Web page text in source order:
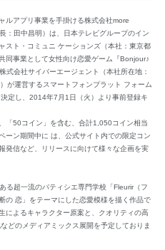
ルアプリ事業を手掛ける株式会社more
：田中昌明）は、日本テレビグループのイン
スト・コミュニ ケーションズ（本社：東京都
同事業として女性向け恋愛ゲーム『Bonjour♪
式会社サイバーエージェント（本社所在地：
が運営するスマートフォンプラット フォーム
定し、2014年7月1日（火）より事前登録キ
50コイン」を含む、合計1,050コイン相当
ーン期間中に は、公式サイト内での限定コン
発信など、リリースに向けて様々な企画を実
る超一流のパティシエ専門学校「Fleurir（フ
の 恋」をテーマにした恋愛模様を描く作品で
によるキャラクター原案と、クオリティの高
どのメディアミックス展開を予定しておりま